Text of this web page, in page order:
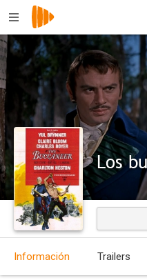
Los
Información Trailers